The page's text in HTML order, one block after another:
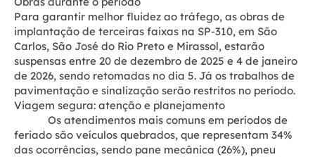
Para garantir melhor fluidez ao tráfego, as obras de
implantação de terceiras faixas na SP-310, em São
Carlos, São José do Rio Preto e Mirassol, estarão
suspensas entre 20 de dezembro de 2025 e 4 de janeiro
de 2026, sendo retomadas no dia 5. Já os trabalhos de
pavimentação e sinalização serão restritos no período.
Viagem segura: atenção e planejamento
Os atendimentos mais comuns em períodos de
feriado são veículos quebrados, que representam 34%
das ocorrências, sendo pane mecânica (26%), pneu